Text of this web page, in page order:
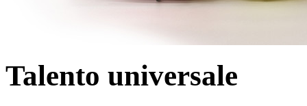
Talento universale